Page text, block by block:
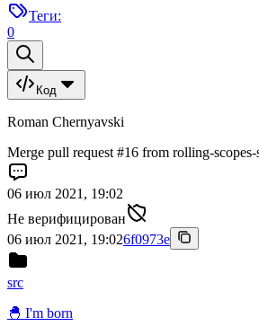
Теги:
0
Код
Roman Chernyavski
Merge pull request #16 from rolling-scopes-
06 июл 2021, 19:02
Не верифицирован
06 июл 2021, 19:026f0973e
src
🐣 I'm born